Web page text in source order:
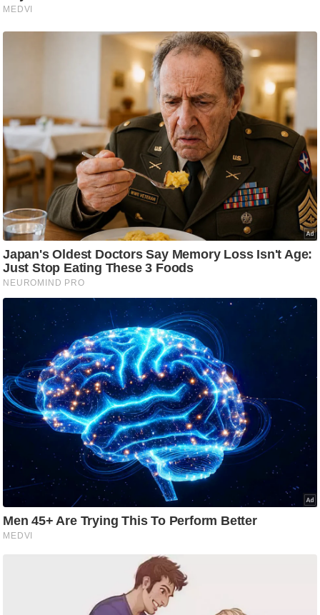
/
फै
लू
नु
स्खे
प
र्य
ट
न
स्थ
ल
फि
ट
ने
स
मं
त्रा
रि
न
शि
प
रा